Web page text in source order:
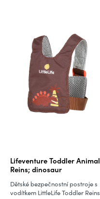
Lifeventure Toddler Animal
Reins; dinosaur
Dětské bezpečnostní postroje s
vodítkem LittleLife Toddler Reins